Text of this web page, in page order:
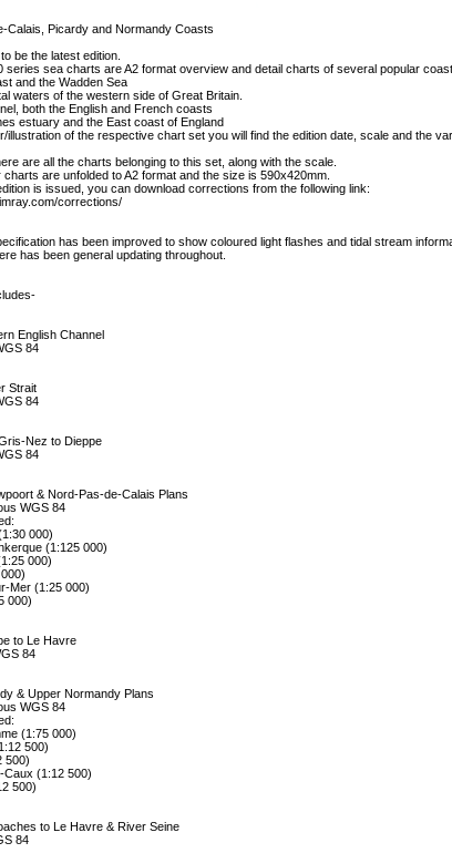
Calais, Picardy and Normandy Coasts
be the latest edition.
series sea charts are A2 format overview and detail charts of several popular
and the Wadden Sea
waters of the western side of Great Britain.
both the English and French coasts
estuary and the East coast of England
illustration of the respective chart set you will find the edition date, scale and the
are all the charts belonging to this set, along with the scale.
are unfolded to A2 format and the size is 590x420mm.
is issued, you can download corrections from the following link:
corrections/
has been improved to show coloured light flashes and tidal stream
has been general updating throughout.
English Channel
84
Strait
84
Nez to Dieppe
84
& Nord-Pas-de-Calais Plans
WGS 84
000)
(1:125 000)
000)
Mer (1:25 000)
000)
to Le Havre
84
& Upper Normandy Plans
WGS 84
(1:75 000)
500)
500)
Caux (1:12 500)
500)
to Le Havre & River Seine
84